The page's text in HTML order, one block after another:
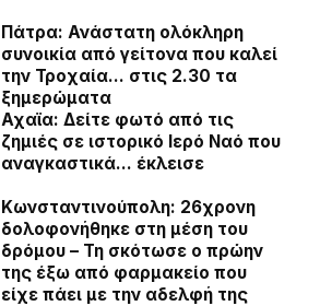
Πάτρα: Ανάστατη ολόκληρη
συνοικία από γείτονα που καλεί
την Τροχαία… στις 2.30 τα
ξημερώματα
Αχαϊα: Δείτε φωτό από τις
ζημιές σε ιστορικό Ιερό Ναό που
αναγκαστικά… έκλεισε
Κωνσταντινούπολη: 26χρονη
δολοφονήθηκε στη μέση του
δρόμου – Τη σκότωσε ο πρώην
της έξω από φαρμακείο που
είχε πάει με την αδελφή της